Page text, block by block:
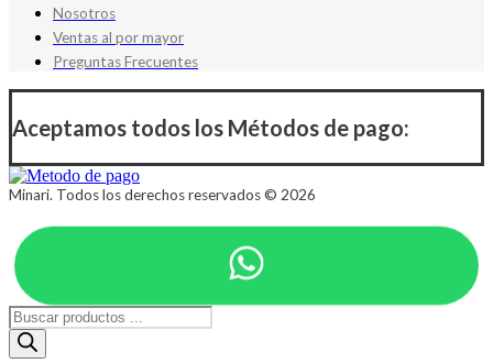
Nosotros
Ventas al por mayor
Preguntas Frecuentes
Aceptamos todos los Métodos de pago:
Minari. Todos los derechos reservados © 2026
Búsqueda
de
productos